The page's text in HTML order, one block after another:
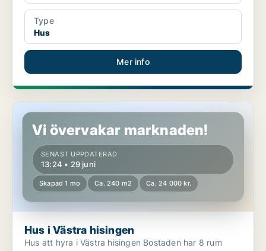
Type
Hus
Mer info
Hus i Västra hisingen
Vi övervakar marknaden!
SENAST UPPDATERAD
13:24 • 29 juni
Skapad 1 mo Ca. 240 m2 Ca. 24 000 kr.
Hus i Västra hisingen
Hus att hyra i Västra hisingen Bostaden har 8 rum